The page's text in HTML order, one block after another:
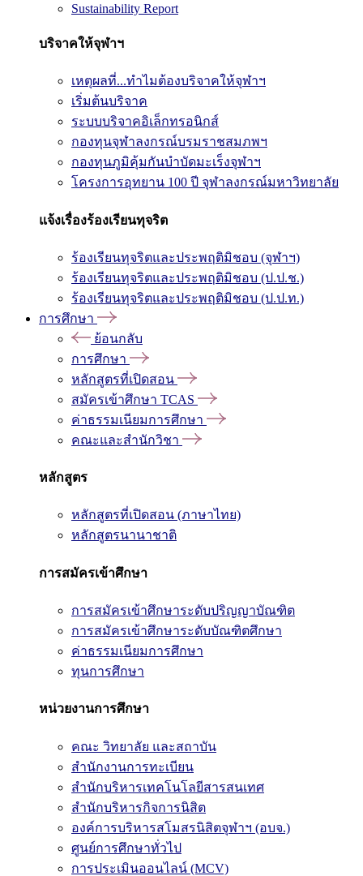
Sustainability Report
บริจาคให้จุฬาฯ
เหตุผลที่...ทำไมต้องบริจาคให้จุฬาฯ
เริ่มต้นบริจาค
ระบบบริจาคอิเล็กทรอนิกส์
กองทุนจุฬาลงกรณ์บรมราชสมภพฯ
กองทุนภูมิคุ้มกันบำบัดมะเร็งจุฬาฯ
โครงการอุทยาน 100 ปี จุฬาลงกรณ์มหาวิทยาลัย
แจ้งเรื่องร้องเรียนทุจริต
ร้องเรียนทุจริตและประพฤติมิชอบ (จุฬาฯ)
ร้องเรียนทุจริตและประพฤติมิชอบ (ป.ป.ช.)
ร้องเรียนทุจริตและประพฤติมิชอบ (ป.ป.ท.)
การศึกษา
ย้อนกลับ
การศึกษา
หลักสูตรที่เปิดสอน
สมัครเข้าศึกษา TCAS
ค่าธรรมเนียมการศึกษา
คณะและสำนักวิชา
หลักสูตร
หลักสูตรที่เปิดสอน (ภาษาไทย)
หลักสูตรนานาชาติ
การสมัครเข้าศึกษา
การสมัครเข้าศึกษาระดับปริญญาบัณฑิต
การสมัครเข้าศึกษาระดับบัณฑิตศึกษา
ค่าธรรมเนียมการศึกษา
ทุนการศึกษา
หน่วยงานการศึกษา
คณะ วิทยาลัย และสถาบัน
สำนักงานการทะเบียน
สำนักบริหารเทคโนโลยีสารสนเทศ
สำนักบริหารกิจการนิสิต
องค์การบริหารสโมสรนิสิตจุฬาฯ (อบจ.)
ศูนย์การศึกษาทั่วไป
การประเมินออนไลน์ (MCV)